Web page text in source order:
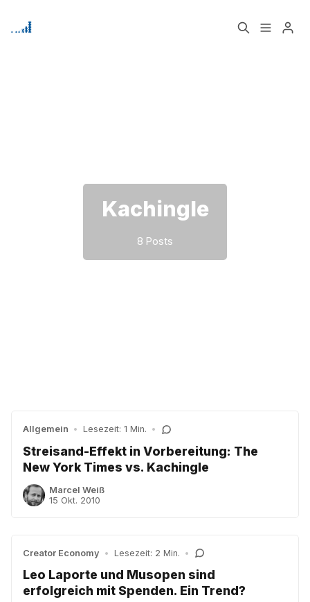
Kachingle
8 Posts
Allgemein • Lesezeit: 1 Min. •
Streisand-Effekt in Vorbereitung: The
New York Times vs. Kachingle
Marcel Weiß
15 Okt. 2010
Creator Economy • Lesezeit: 2 Min. •
Leo Laporte und Musopen sind
erfolgreich mit Spenden. Ein Trend?